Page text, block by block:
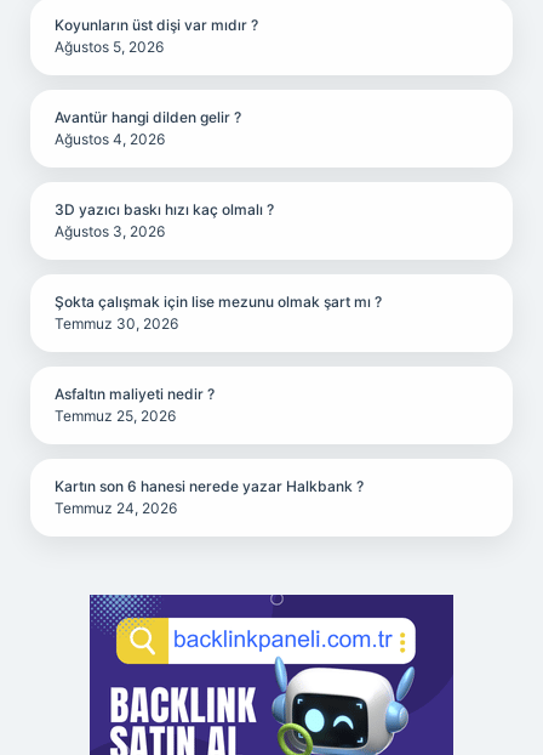
Koyunların üst dişi var mıdır ?
Ağustos 5, 2026
Avantür hangi dilden gelir ?
Ağustos 4, 2026
3D yazıcı baskı hızı kaç olmalı ?
Ağustos 3, 2026
Şokta çalışmak için lise mezunu olmak şart mı ?
Temmuz 30, 2026
Asfaltın maliyeti nedir ?
Temmuz 25, 2026
Kartın son 6 hanesi nerede yazar Halkbank ?
Temmuz 24, 2026